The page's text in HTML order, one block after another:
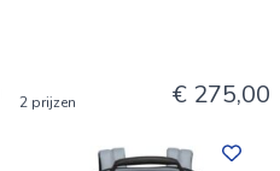
2 prijzen € 275,00